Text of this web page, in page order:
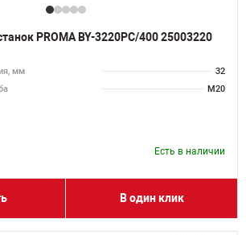
PROMA BY-3220PC/400 25003220
мм
32
M20
Есть в наличии
В один клик